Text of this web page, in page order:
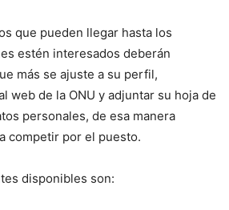
que pueden llegar hasta los
estén interesados deberán
más se ajuste a su perfil,
web de la ONU y adjuntar su hoja de
personales, de esa manera
competir por el puesto.
disponibles son: